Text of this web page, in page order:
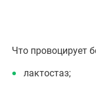
Что провоцирует
лактостаз;